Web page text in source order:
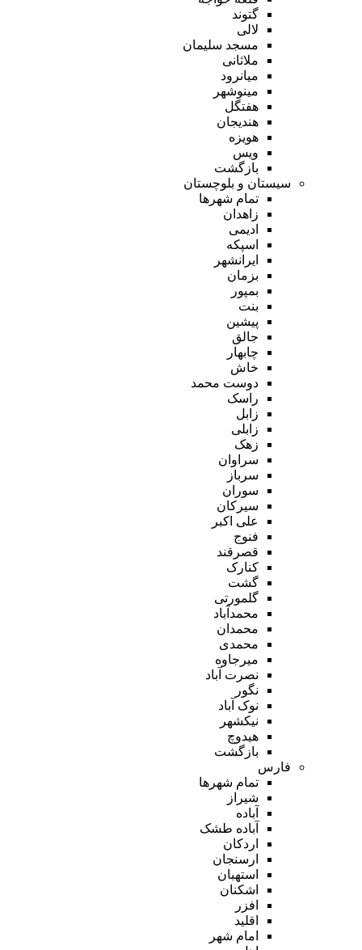
گتوند
لالی
مسجد سلیمان
ملاثانی
میانرود
مینوشهر
هفتگل
هندیجان
هویزه
ویس
بازگشت
سیستان و بلوچستان
تمام شهر‌ها
زاهدان
ادیمی
اسپکه
ایرانشهر
بزمان
بمپور
بنت
پیشین
جالق
چابهار
خاش
دوست محمد
راسک
زابل
زابلی
زهک
سراوان
سرباز
سوران
سیرکان
علی اکبر
فنوج
قصرقند
کنارک
گشت
گلمورتی
محمدآباد
محمدان
محمدی
میرجاوه
نصرت آباد
نگور
نوک آباد
نیکشهر
هیدوچ
بازگشت
فارس
تمام شهر‌ها
شیراز
آباده
آباده طشک
اردکان
ارسنجان
استهبان
اشکنان
افزر
اقلید
امام شهر